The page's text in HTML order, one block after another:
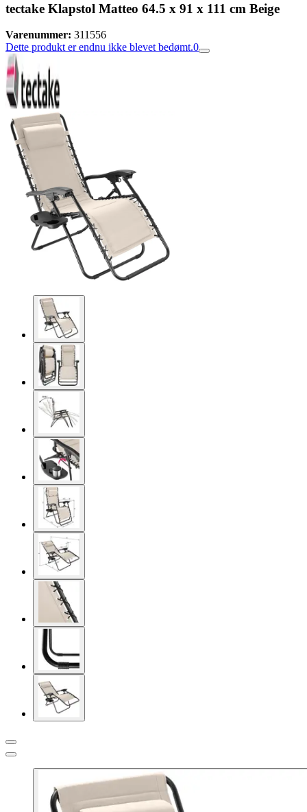
tectake Klapstol Matteo 64.5 x 91 x 111 cm Beige
Varenummer: 311556
Dette produkt er endnu ikke blevet bedømt.0